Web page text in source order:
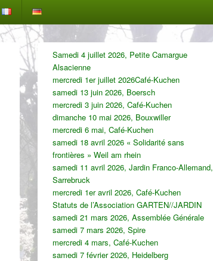
principale
widget
pour
barre
latérale
Samedi 4 juillet 2026, Petite Camargue
Alsacienne
mercredi 1er juillet 2026Café-Kuchen
samedi 13 juin 2026, Boersch
mercredi 3 juin 2026, Café-Kuchen
dimanche 10 mai 2026, Bouxwiller
mercredi 6 mai, Café-Kuchen
samedi 18 avril 2026 « Solidarité sans
frontières » Weil am rhein
samedi 11 avril 2026, Jardin Franco-Allemand,
Sarrebruck
mercredi 1er avril 2026, Café-Kuchen
Statuts de l’Association GARTEN//JARDIN
samedi 21 mars 2026, Assemblée Générale
samedi 7 mars 2026, Spire
mercredi 4 mars, Café-Kuchen
samedi 7 février 2026, Heidelberg